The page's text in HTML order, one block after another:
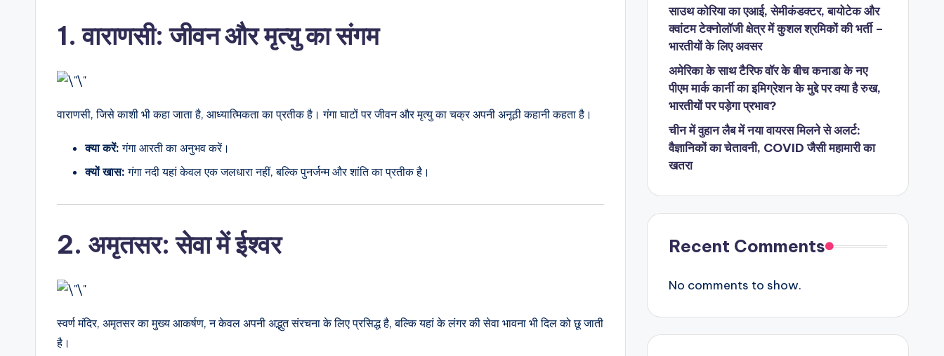
1. वाराणसी: जीवन और मृत्यु का संगम
वाराणसी, जिसे काशी भी कहा जाता है, आध्यात्मिकता का प्रतीक है। गंगा घाटों पर जीवन और मृत्यु का चक्र अपनी अनूठी कहानी कहता है।
क्या करें: गंगा आरती का अनुभव करें।
क्यों खास: गंगा नदी यहां केवल एक जलधारा नहीं, बल्कि पुनर्जन्म और शांति का प्रतीक है।
2. अमृतसर: सेवा में ईश्वर
स्वर्ण मंदिर, अमृतसर का मुख्य आकर्षण, न केवल अपनी अद्भुत संरचना के लिए प्रसिद्ध है, बल्कि यहां के लंगर की सेवा भावना भी दिल को छू जाती
है।
साउथ कोरिया का एआई, सेमीकंडक्टर, बायोटेक और
क्वांटम टेक्नोलॉजी क्षेत्र में कुशल श्रमिकों की भर्ती –
भारतीयों के लिए अवसर
अमेरिका के साथ टैरिफ वॉर के बीच कनाडा के नए
पीएम मार्क कार्नी का इमिग्रेशन के मुद्दे पर क्या है रुख,
भारतीयों पर पड़ेगा प्रभाव?
चीन में वुहान लैब में नया वायरस मिलने से अलर्ट:
वैज्ञानिकों का चेतावनी, COVID जैसी महामारी का
खतरा
Recent Comments
No comments to show.